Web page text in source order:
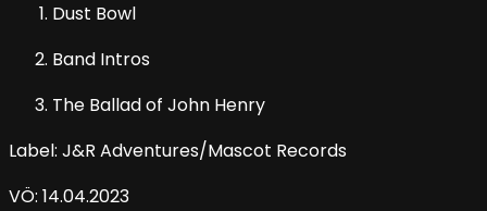
Dust Bowl
Band Intros
The Ballad of John Henry
Label: J&R Adventures/Mascot Records
VÖ: 14.04.2023